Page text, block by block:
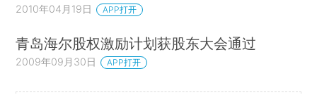
2010年04月19日 APP打开
青岛海尔股权激励计划获股东大会通过
2009年09月30日 APP打开